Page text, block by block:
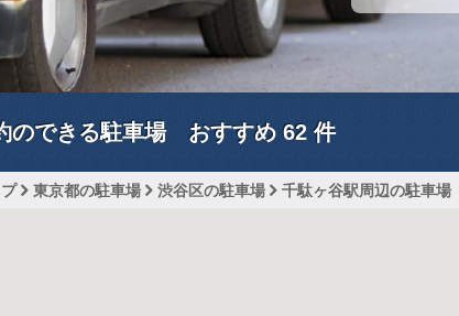
のできる駐車場 おすすめ62 件
プ 東京都の駐車場 渋谷区の駐車場
千駄ヶ谷駅周辺の駐車場